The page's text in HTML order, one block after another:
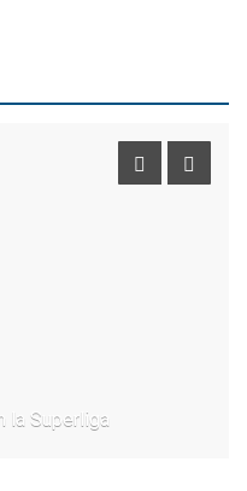
la Superliga